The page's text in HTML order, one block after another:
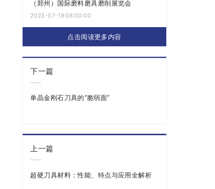
（郑州）国际磨料磨具磨削展览会
2023-07-19 08:00:00
点击阅读更多内容
下一篇
单晶金刚石刀具的“脆弱面”
上一篇
超硬刀具材料：性能、特点与应用全解析